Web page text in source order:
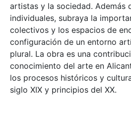
artistas y la sociedad. Además
individuales, subraya la
colectivos y los espacios de
configuración de un entorno
plural. La obra es una
conocimiento del arte en
los procesos históricos y
siglo XIX y principios del XX.